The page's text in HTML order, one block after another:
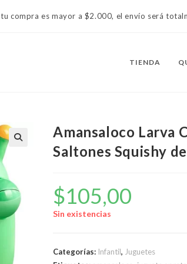
compra es mayor a $2.000, el envío será
TIENDA
Amansaloco Larva
Saltones Squishy
$105,00
Sin existencias
Categorías: Infantil, Juguetes